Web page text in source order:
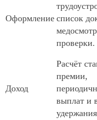
Оформление список
проверки.
Доход
Расчёт
премии,
выплат и